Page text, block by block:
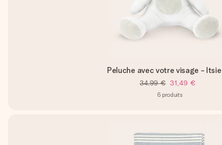
Peluche avec votre visage -
34,99 € 31,49 €
6 produits